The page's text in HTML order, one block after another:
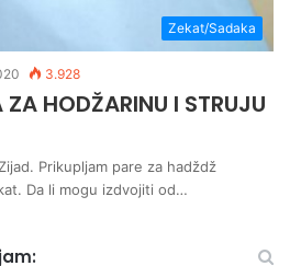
Zekat/Sadaka
3.928
HODŽARINU I STRUJU
Prikupljam pare za hadždž
Da li mogu izdvojiti od…